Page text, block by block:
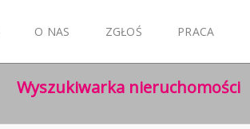
O NAS ZGŁOŚ PRACA
Wyszukiwarka nieruchomości